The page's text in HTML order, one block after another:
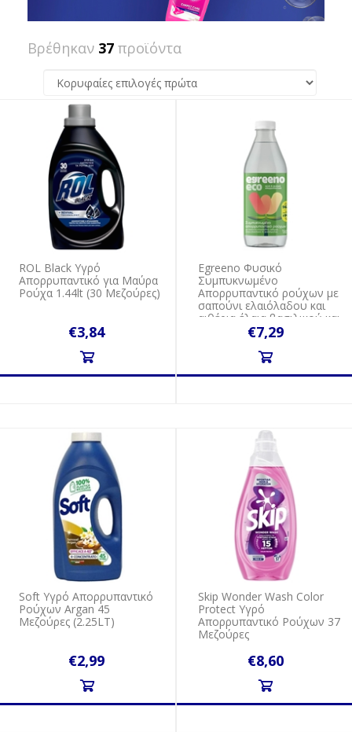
Βρέθηκαν 37 προϊόντα
ROL Black Υγρό
Απορρυπαντικό για Μαύρα
Ρούχα 1.44lt (30 Μεζούρες)
€3,84
Egreeno Φυσικό
Συμπυκνωμένο
Απορρυπαντικό ρούχων με
σαπούνι ελαιόλαδου και
αιθέρια έλαια βασιλικού και
φασκόμηλου / 1L (40 πλύσ
€7,29
Soft Υγρό Απορρυπαντικό
Ρούχων Argan 45
Μεζούρες (2.25LT)
€2,99
Skip Wonder Wash Color
Protect Υγρό
Απορρυπαντικό Ρούχων 37
Μεζούρες
€8,60